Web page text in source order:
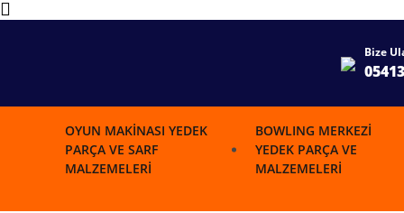
Bize
OYUN MAKINASI YEDEK
PARÇA VE SARF
MALZEMELERI
BOWLING MERKEZI
YEDEK PARÇA VE
MALZEMELERI